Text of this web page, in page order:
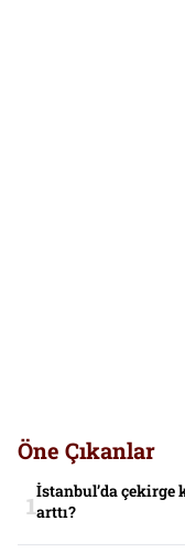
Öne Çıkanlar
İstanbul’da çekirge
arttı?